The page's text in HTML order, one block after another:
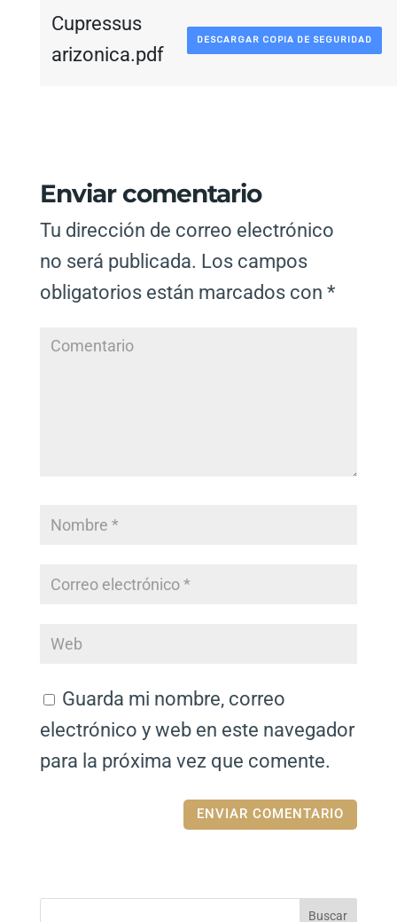
Cupressus
arizonica.pdf
DESCARGAR COPIA DE SEGURIDAD
Enviar comentario
Tu dirección de correo electrónico
no será publicada. Los campos
obligatorios están marcados con *
Guarda mi nombre, correo
electrónico y web en este navegador
para la próxima vez que comente.